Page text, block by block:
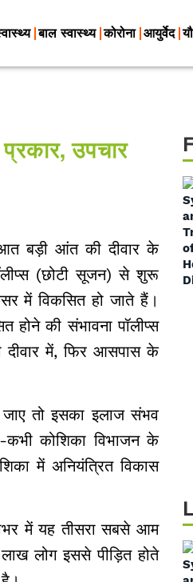
बाल स्वास्थ्य कोरोना आयुर्वेद
उपचार
बड़ी आंत की दीवार के
(छोटी सूजन) से शुरू
में विकसित हो जाते हैं।
होने की संभावना पॉलीप्स
में, फिर आसपास के
तो इसका इलाज संभव
कोशिका विभाजन के
में अनियंत्रित विकास
में यह तीसरा सबसे आम
लोग इससे पीड़ित होते